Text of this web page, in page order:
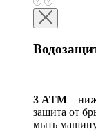
3 АТМ –
защита от
мыть